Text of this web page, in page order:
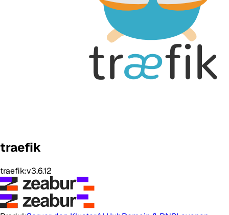
traefik
traefik:v3.6.12